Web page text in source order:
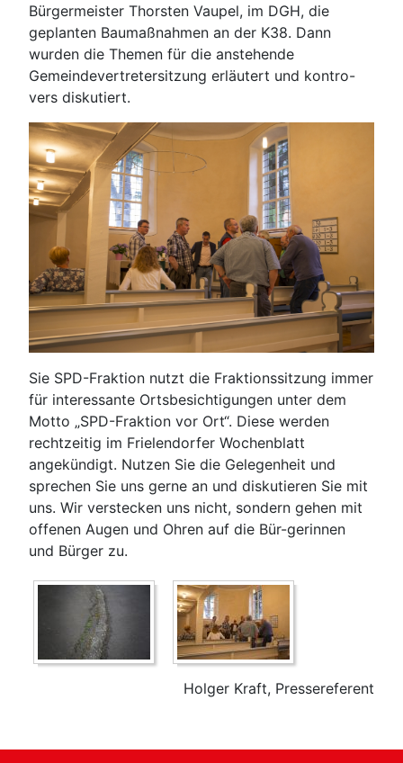
Bürgermeister Thorsten Vaupel, im DGH, die
geplanten Baumaßnahmen an der K38. Dann
wurden die Themen für die anstehende
Gemeindevertretersitzung erläutert und kontro-
vers diskutiert.
Sie SPD-Fraktion nutzt die Fraktionssitzung immer
für interessante Ortsbesichtigungen unter dem
Motto „SPD-Fraktion vor Ort“. Diese werden
rechtzeitig im Frielendorfer Wochenblatt
angekündigt. Nutzen Sie die Gelegenheit und
sprechen Sie uns gerne an und diskutieren Sie mit
uns. Wir verstecken uns nicht, sondern gehen mit
offenen Augen und Ohren auf die Bür-gerinnen
und Bürger zu.
Holger Kraft, Pressereferent